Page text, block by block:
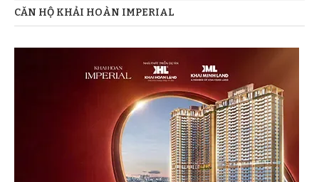
CĂN HỘ KHẢI HOÀN IMPERIAL